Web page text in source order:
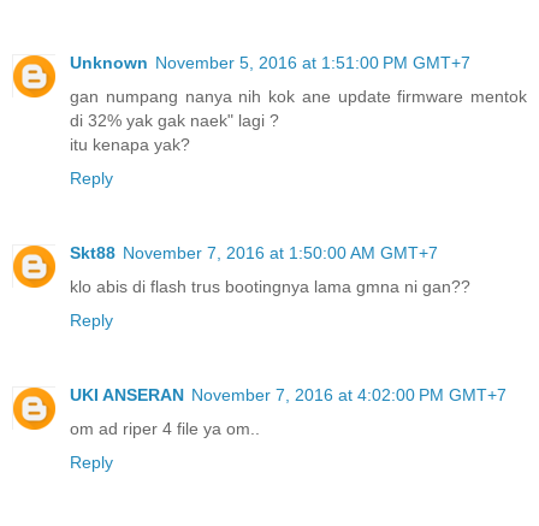
Unknown November 5, 2016 at 1:51:00 PM GMT+7
gan numpang nanya nih kok ane update firmware mentok
di 32% yak gak naek" lagi ?
itu kenapa yak?
Reply
Skt88 November 7, 2016 at 1:50:00 AM GMT+7
klo abis di flash trus bootingnya lama gmna ni gan??
Reply
UKI ANSERAN November 7, 2016 at 4:02:00 PM GMT+7
om ad riper 4 file ya om..
Reply